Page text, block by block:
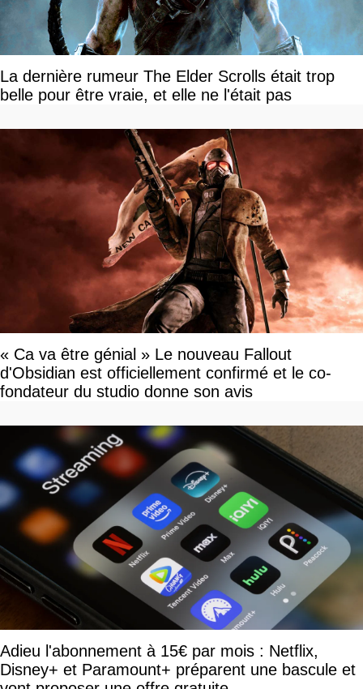
La dernière rumeur The Elder Scrolls était trop
belle pour être vraie, et elle ne l'était pas
« Ca va être génial » Le nouveau Fallout
d'Obsidian est officiellement confirmé et le co-
fondateur du studio donne son avis
Adieu l'abonnement à 15€ par mois : Netflix,
Disney+ et Paramount+ préparent une bascule et